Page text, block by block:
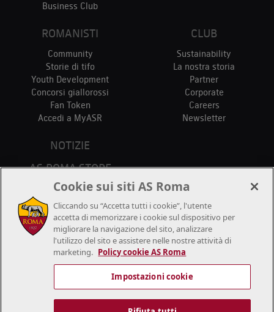
Business Club
ROMANISTI
Community
Storie di tifo
Youth Development
Concorsi giallorossi
Fan Token
Accedi a MyASR
CLUB
Sustainability
La nostra storia
Partner
Corporate
Careers
Newsletter
NOTIZIE
AS ROMA STORE
PUNTI VENDITA
STADIO
CONTATTACI
© 2018/2026 A.S.Roma S.r.l. – P.IVA 01180281006 - tutti i diritti
riservati. I nomi AS Roma, i loghi e le immagini sono marchi registrati
Cookie sui siti AS Roma
Cliccando su “Accetta tutti i cookie”, l'utente
accetta di memorizzare i cookie sul dispositivo per
migliorare la navigazione del sito, analizzare
l'utilizzo del sito e assistere nelle nostre attività di
marketing. Policy cookie AS Roma
Impostazioni cookie